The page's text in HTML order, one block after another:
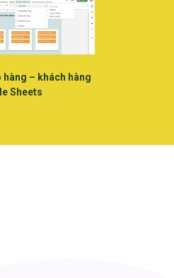
hàng – khách hàng
Sheets